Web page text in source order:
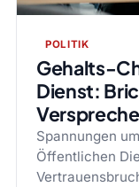
POLITIK
Gehalts-
Dienst:
Spannungen
Öffentlichen